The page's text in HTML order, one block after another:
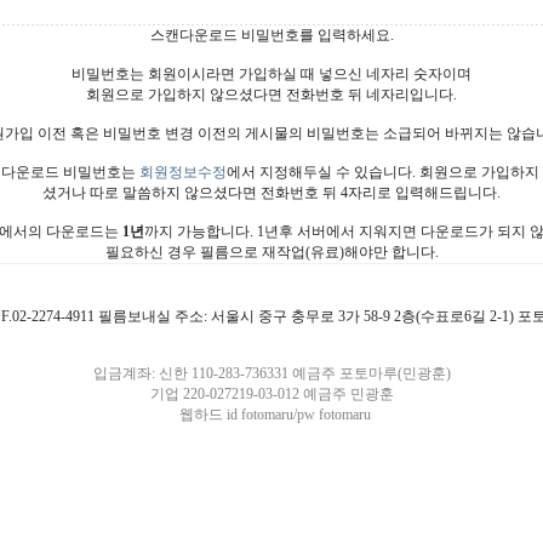
스캔다운로드 비밀번호를 입력하세요.
비밀번호는 회원이시라면 가입하실 때 넣으신 네자리 숫자이며
회원으로 가입하지 않으셨다면 전화번호 뒤 네자리입니다.
가입 이전 혹은 비밀번호 변경 이전의 게시물의 비밀번호는 소급되어 바뀌지는 않습
운로드 비밀번호는 회원정보수정에서 지정해두실 수 있습니다. 회원으로 가입하지
셨거나 따로 말씀하지 않으셨다면 전화번호 뒤 4자리로 입력해드립니다.
서의 다운로드는 1년까지 가능합니다. 1년후 서버에서 지워지면 다운로드가 되지
필요하신 경우 필름으로 재작업(유료)해야만 합니다.
2274-4911 필름보내실 주소: 서울시 중구 충무로 3가 58-9 2층(수표로6길 2-1) 포
입금계좌: 신한 110-283-736331 예금주 포토마루(민광훈)
기업 220-027219-03-012 예금주 민광훈
웹하드 id fotomaru/pw fotomaru